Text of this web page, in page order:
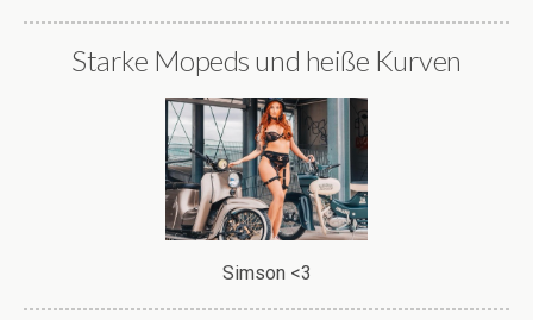
Starke Mopeds und heiße Kurven
Simson <3